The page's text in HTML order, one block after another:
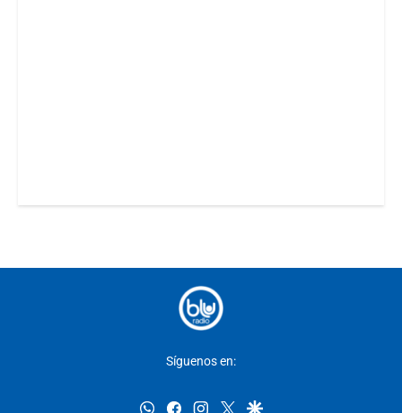
Síguenos en:
whatsappfacebookinstagram
twittergoogle